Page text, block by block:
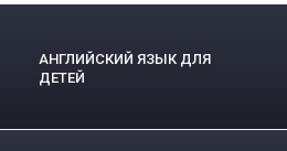
АНГЛИЙСКИЙ ЯЗЫК ДЛЯ
ДЕТЕЙ